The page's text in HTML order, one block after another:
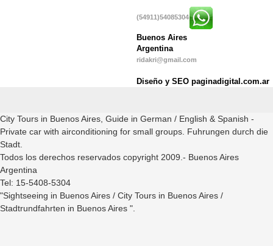
(54911)54085304
Buenos Aires
Argentina
ridakri@gmail.com
Diseño y SEO paginadigital.com.ar
City Tours in Buenos Aires, Guide in German / English & Spanish -
Private car with airconditioning for small groups. Fuhrungen durch die
Stadt.
Todos los derechos reservados copyright 2009.- Buenos Aires
Argentina
Tel: 15-5408-5304
"Sightseeing in Buenos Aires / City Tours in Buenos Aires /
Stadtrundfahrten in Buenos Aires ".